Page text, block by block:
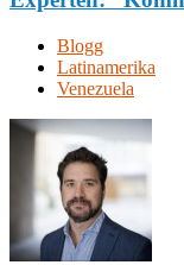
Blogg
Latinamerika
Venezuela